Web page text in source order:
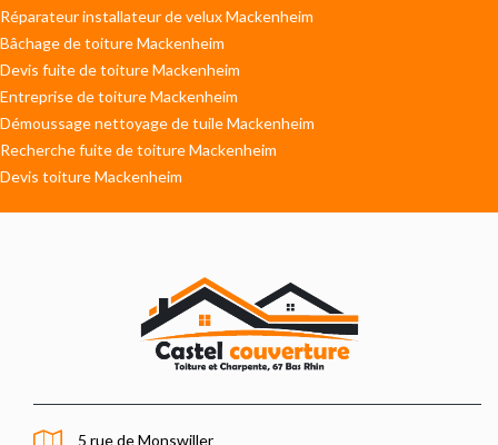
Réparateur installateur de velux Mackenheim
Bâchage de toiture Mackenheim
Devis fuite de toiture Mackenheim
Entreprise de toiture Mackenheim
Démoussage nettoyage de tuile Mackenheim
Recherche fuite de toiture Mackenheim
Devis toiture Mackenheim
5 rue de Monswiller